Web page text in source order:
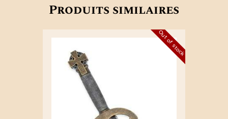
Produits similaires
Out of stock